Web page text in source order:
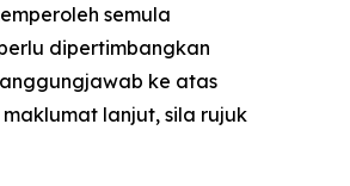
semula
dipertimbangkan
ke atas
lanjut, sila rujuk